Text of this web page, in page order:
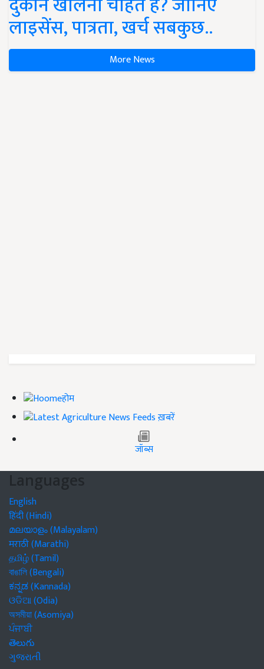
लाइसेंस, पात्रता, खर्च सबकुछ..
More News
होम
ख़बरें
जॉब्स
Languages
English
हिंदी (Hindi)
മലയാളം (Malayalam)
मराठी (Marathi)
தமிழ் (Tamil)
বাঙালি (Bengali)
ಕನ್ನಡ (Kannada)
ଓଡିଆ (Odia)
অসমীয়া (Asomiya)
ਪੰਜਾਬੀ
తెలుగు
ગુજરાતી